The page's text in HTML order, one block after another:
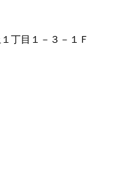
丁目１－３－１Ｆ